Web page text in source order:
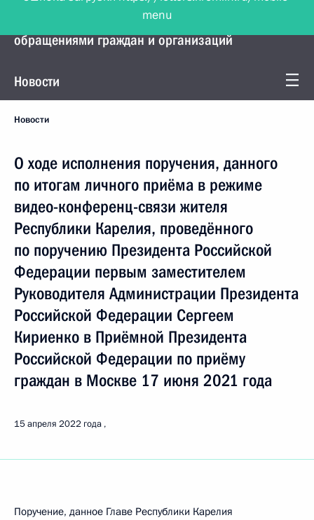
Управление Президента по работе с
обращениями граждан и организаций
Новости
Новости
О ходе исполнения поручения, данного
по итогам личного приёма в режиме
видео-конференц-связи жителя
Республики Карелия, проведённого
по поручению Президента Российской
Федерации первым заместителем
Руководителя Администрации Президента
Российской Федерации Сергеем
Кириенко в Приёмной Президента
Российской Федерации по приёму
граждан в Москве 17 июня 2021 года
15 апреля 2022 года
Поручение, данное Главе Республики Карелия
menu